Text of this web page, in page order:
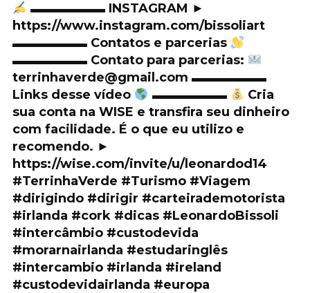
▬▬▬▬▬▬ INSTAGRAM ►
https://www.instagram.com/bissoliart
▬▬▬▬▬▬ Contatos e parcerias
▬▬▬▬▬▬ Contato para parcerias:
terrinhaverde@gmail.com ▬▬▬▬▬▬
Links desse vídeo
▬▬▬▬▬▬
Cria
sua conta na WISE e transfira seu dinheiro
com facilidade. É o que eu utilizo e
recomendo. ►
https://wise.com/invite/u/leonardod14
#TerrinhaVerde #Turismo #Viagem
#dirigindo #dirigir #carteirademotorista
#irlanda #cork #dicas #LeonardoBissoli
#intercâmbio #custodevida
#morarnairlanda #estudaringlês
#intercambio #irlanda #ireland
#custodevidairlanda #europa